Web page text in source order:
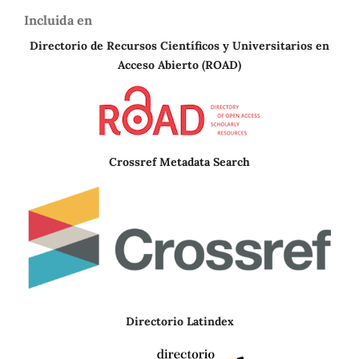
Incluida en
Directorio de Recursos Científicos y Universitarios en
Acceso Abierto (ROAD)
Crossref Metadata Search
Directorio Latindex